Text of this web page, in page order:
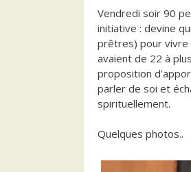
Vendredi soir 90
initiative : devine
prêtres) pour vivre
avaient de 22 à
proposition
parler de soi et
spirituellement.
Quelques photos..